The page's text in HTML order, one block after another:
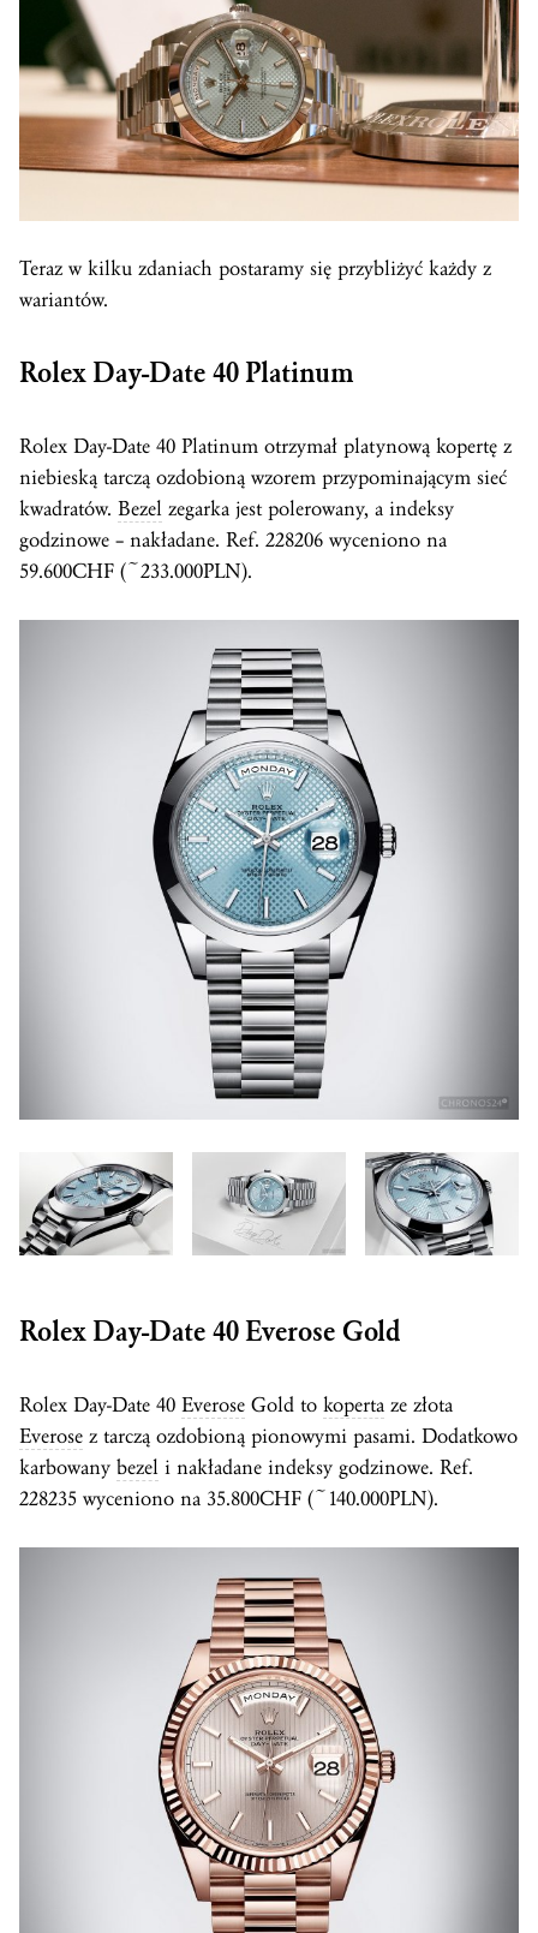
Teraz w kilku zdaniach postaramy się przybliżyć każdy z
wariantów.
Rolex Day-Date 40 Platinum
Rolex Day-Date 40 Platinum otrzymał platynową kopertę z
niebieską tarczą ozdobioną wzorem przypominającym sieć
kwadratów. Bezel zegarka jest polerowany, a indeksy
godzinowe – nakładane. Ref. 228206 wyceniono na
59.600CHF (~233.000PLN).
Rolex Day-Date 40EveroseGold
Rolex Day-Date 40 Everose Gold to koperta ze złota
Everose z tarczą ozdobioną pionowymi pasami. Dodatkowo
karbowany bezel i nakładane indeksy godzinowe. Ref.
228235 wyceniono na 35.800CHF (~140.000PLN).